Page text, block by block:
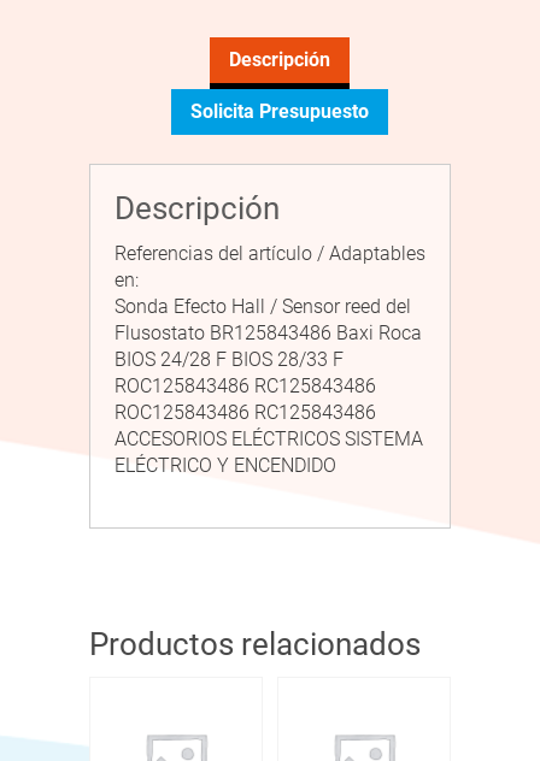
Descripción
Solicita Presupuesto
Descripción
Referencias del artículo / Adaptables
en:
Sonda Efecto Hall / Sensor reed del
Flusostato BR125843486 Baxi Roca
BIOS 24/28 F BIOS 28/33 F
ROC125843486 RC125843486
ROC125843486 RC125843486
ACCESORIOS ELÉCTRICOS SISTEMA
ELÉCTRICO Y ENCENDIDO
Productos relacionados